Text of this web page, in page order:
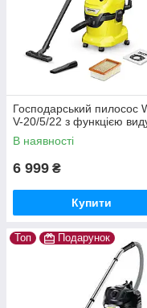
Господарський пилосос
V-20/5/22 з функцією
В наявності
6 999 ₴
Купити
Топ Подарунок